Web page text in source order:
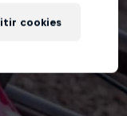
cookies